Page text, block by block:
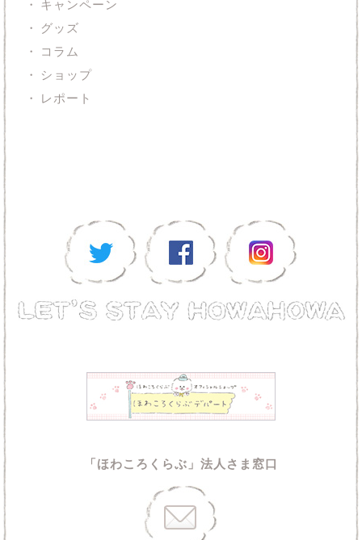
キャンペーン
グッズ
コラム
ショップ
レポート
「ほわころくらぶ」法人さま窓口